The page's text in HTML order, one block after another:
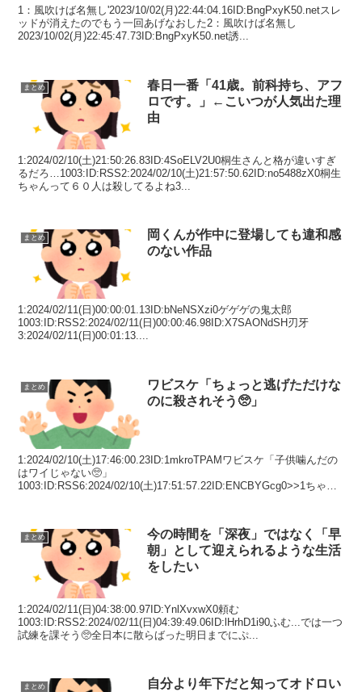
1：風吹けば名無し'2023/10/02(月)22:44:04.16ID:BngPxyK50.netスレ
ッドが消えたのでもう一回あげなおした2：風吹けば名無し
2023/10/02(月)22:45:47.73ID:BngPxyK50.net誘...
まとめ
春日一番「41歳。前科持ち、アフ
ロです。」←こいつが人気出た理
由
1:2024/02/10(土)21:50:26.83ID:4SoELV2U0桐生さんと格が違いすぎ
るだろ…1003:ID:RSS2:2024/02/10(土)21:57:50.62ID:no5488zX0桐生
ちゃんって６０人は殺してるよね3...
まとめ
岡くんが作中に登場しても違和感
のない作品
1:2024/02/11(日)00:00:01.13ID:bNeNSXzi0ゲゲゲの鬼太郎
1003:ID:RSS2:2024/02/11(日)00:00:46.98ID:X7SAONdSH刃牙
3:2024/02/11(日)00:01:13....
まとめ
ワビスケ「ちょっと逃げただけな
のに殺されそう🥺」
1:2024/02/10(土)17:46:00.23ID:1mkroTPAMワビスケ「子供噛んだの
はワイじゃない🥺」
1003:ID:RSS6:2024/02/10(土)17:51:57.22ID:ENCBYGcg0>>1ちゃん
まとめ
今の時間を「深夜」ではなく「早
朝」として迎えられるような生活
をしたい
1:2024/02/11(日)04:38:00.97ID:YnlXvxwX0頼む
1003:ID:RSS2:2024/02/11(日)04:39:49.06ID:lHrhD1i90ふむ...では一つ
試練を課そう🥺全日本に散らばった明日までにぷ...
まとめ
自分より年下だと知ってオドロい